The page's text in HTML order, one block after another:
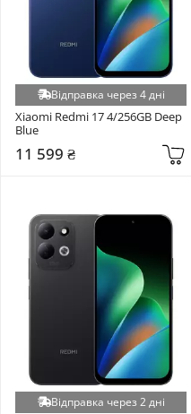
Відправка через 4 дні
Xiaomi Redmi 17 4/256GB Deep
Blue
11 599 ₴
Відправка через 2 дні